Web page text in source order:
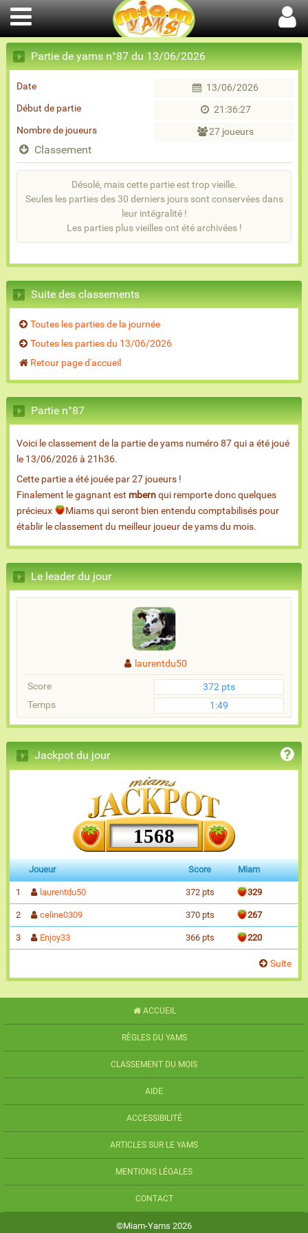
Partie de yams n°87 du 13/06/2026
Date
13/06/2026
Début de partie
21:36:27
Nombre de joueurs
27 joueurs
Classement
Désolé, mais cette partie est trop vieille.
Seules les parties des 30 derniers jours sont conservées dans
leur intégralité !
Les parties plus vieilles ont été archivées !
Suite des classements
Toutes les parties de la journée
Toutes les parties du 13/06/2026
Retour page d'accueil
Partie n°87
Voici le classement de la partie de yams numéro 87 qui a été joué
le 13/06/2026 à 21h36.
Cette partie a été jouée par 27 joueurs !
Finalement le gagnant est mbernqui remporte donc quelques
précieux
Miams qui seront bien entendu comptabilisés pour
établir le classement du meilleur joueur de yams du mois.
Le leader du jour
laurentdu50
Score
372 pts
Temps
1:49
Jackpot du jour
1568
Joueur Score Miam
1 laurentdu50 372 pts 329
2 celine0309 370 pts 267
3 Enjoy33 366 pts 220
Suite
ACCUEIL
RÈGLES DU YAMS
CLASSEMENT DU MOIS
AIDE
ACCESSIBILITÉ
ARTICLES SUR LE YAMS
MENTIONS LÉGALES
CONTACT
©Miam-Yams 2026